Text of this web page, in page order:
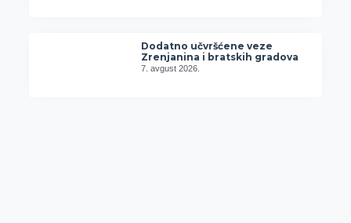
Dodatno učvršćene veze
Zrenjanina i bratskih gradova
7. avgust 2026.